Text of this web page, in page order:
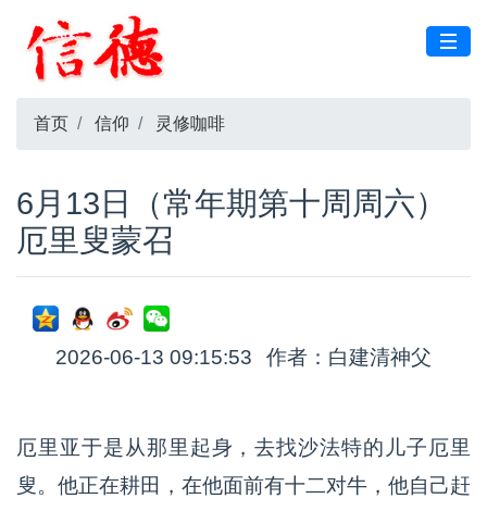
首页 信仰 灵修咖啡
6月13日（常年期第十周周六）
厄里叟蒙召
2026-06-13 09:15:53 作者：白建清神父
厄里亚于是从那里起身，去找沙法特的儿子厄里
叟。他正在耕田，在他面前有十二对牛，他自己赶